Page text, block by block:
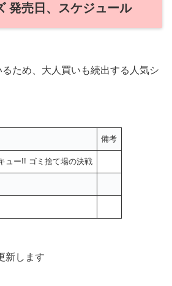
発売日、スケジュール
ため、大人買いも続出する人気シ
備考
ュー!! ゴミ捨て場の決戦
新します